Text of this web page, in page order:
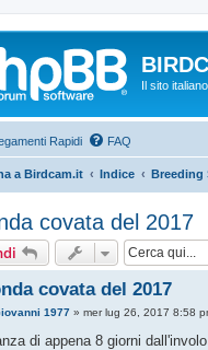
Il sito
Rapidi FAQ
a Birdcam.it Indice Breeding
covata del 2017
covata del 2017
1977» mer lug 26, 2017 8:58
di appena 8 giorni